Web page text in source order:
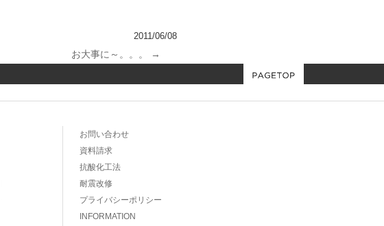
2011/06/08
お大事に～。。。 →
お問い合わせ
資料請求
抗酸化工法
耐震改修
プライバシーポリシー
INFORMATION